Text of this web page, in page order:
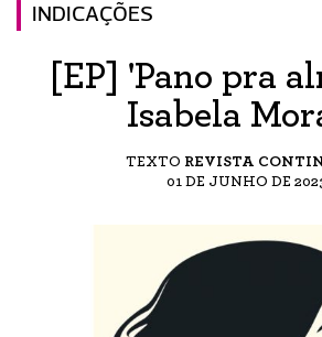
INDICAÇÕES
[EP] 'Pano pra
Isabela
TEXTO REVISTA
01 DE JUNHO DE